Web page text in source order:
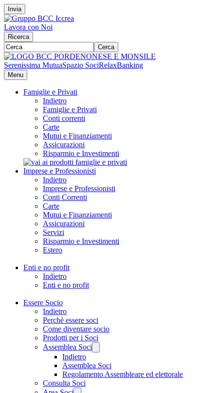
Invia
Lavora con Noi
Ricerca
Cerca
Serenissima MutuaSpazio SociRelaxBanking
Menu
Famiglie e Privati
Indietro
Famiglie e Privati
Conti correnti
Carte
Mutui e Finanziamenti
Assicurazioni
Risparmio e Investimenti
Imprese e Professionisti
Indietro
Imprese e Professionisti
Conti Correnti
Carte
Mutui e Finanziamenti
Assicurazioni
Servizi
Risparmio e Investimenti
Estero
Enti e no profit
Indietro
Enti e no profit
Essere Socio
Indietro
Perchè essere soci
Come diventare socio
Prodotti per i Soci
Assemblea Soci
Indietro
Assemblea Soci
Regolamento Assembleare ed elettorale
Consulta Soci